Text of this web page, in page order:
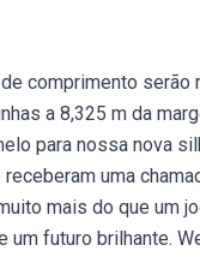
comprimento
a 8,325 m da
para nossa nova
uma
mais do que um
um futuro brilhante.